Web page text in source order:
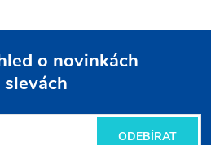
o novinkách
slevách
ODEBÍRAT